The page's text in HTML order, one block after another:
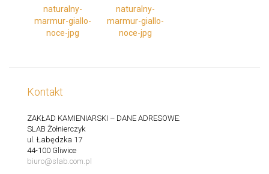
Kontakt
ZAKŁAD KAMIENIARSKI – DANE ADRESOWE:
SLAB Żołnierczyk
ul. Łabędzka 17
44-100 Gliwice
biuro@slab.com.pl